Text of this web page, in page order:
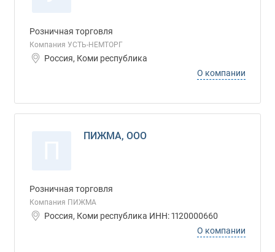
Розничная торговля
Компания УСТЬ-НЕМТОРГ
Россия, Коми республика
О компании
ПИЖМА, ООО
Розничная торговля
Компания ПИЖМА
Россия, Коми республика ИНН: 1120000660
О компании